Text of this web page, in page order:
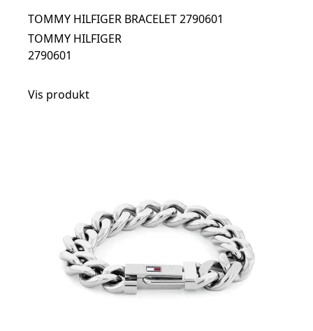
TOMMY HILFIGER BRACELET 2790601
TOMMY HILFIGER
2790601
Vis produkt